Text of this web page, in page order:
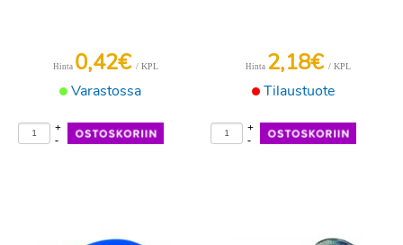
Varastossa
Hinta 0,42€ / KPL
-
+
Tilaustuote
Hinta 2,18€ / KPL
-
+